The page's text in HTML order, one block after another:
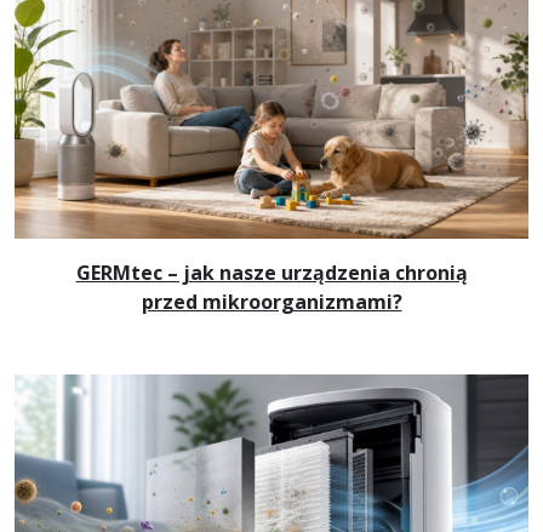
GERMtec – jak nasze urządzenia chronią
przed mikroorganizmami?